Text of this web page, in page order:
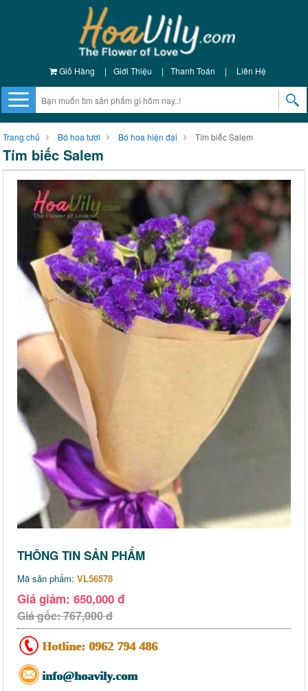
Giỏ Hàng | Giới Thiệu | Thanh Toán | Liên Hệ
Trang chủ Bó hoa tươi Bó hoa hiện đại Tím biếc Salem
Tím biếc Salem
THÔNG TIN SẢN PHẨM
Mã sản phẩm: VL56578
Giá giảm: 650,000 đ
Giá gốc: 767,000 đ
Hotline: 0962 794 486
info@hoavily.com